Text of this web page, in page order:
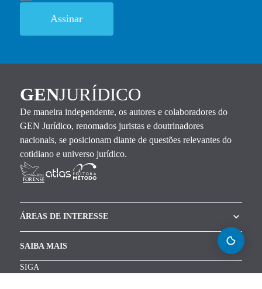
GENJURÍDICO
De maneira independente, os autores e colaboradores do
GEN Jurídico, renomados juristas e doutrinadores
nacionais, se posicionam diante de questões relevantes do
cotidiano e universo jurídico.
ÁREAS DE INTERESSE
SAIBA MAIS
SIGA